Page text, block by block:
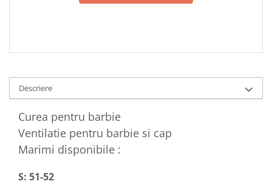
Descriere
Curea pentru barbie
Ventilatie pentru barbie si cap
Marimi disponibile :
S: 51-52